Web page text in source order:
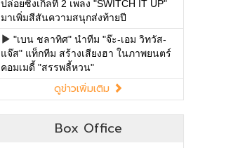
ปล่อยซิงเกิลที่ 2 เพลง "SWITCH IT UP"
มาเพิ่มสีสันความสนุกส่งท้ายปี
"เบน ชลาทิศ" นำทีม "จ๊ะ-เอม วิทวัส-
แจ๊ส" แท็กทีม สร้างเสียงฮา ในภาพยนตร์
คอมเมดี้ "สรรพลี้หวน"
ดูข่าวเพิ่มเติม
Box Office